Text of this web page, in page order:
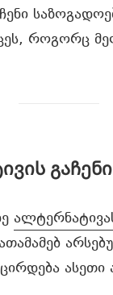
როგორც
ასეთი